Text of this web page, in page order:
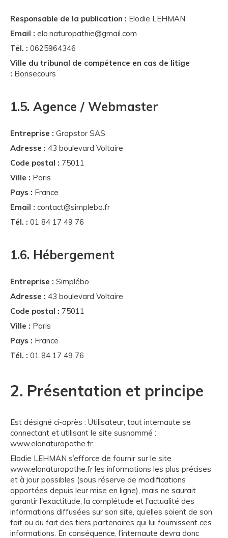
Responsable de la publication : Elodie LEHMAN
Email : elo.naturopathie@gmail.com
Tél. : 0625964346
Ville du tribunal de compétence en cas de litige
: Bonsecours
1.5. Agence / Webmaster
Entreprise : Grapstor SAS
Adresse : 43 boulevard Voltaire
Code postal : 75011
Ville : Paris
Pays : France
Email : contact@simplebo.fr
Tél. : 01 84 17 49 76
1.6. Hébergement
Entreprise : Simplébo
Adresse : 43 boulevard Voltaire
Code postal : 75011
Ville : Paris
Pays : France
Tél. : 01 84 17 49 76
2. Présentation et principe
Est désigné ci-après : Utilisateur, tout internaute se
connectant et utilisant le site susnommé :
www.elonaturopathe.fr.
Elodie LEHMAN s’efforce de fournir sur le site
www.elonaturopathe.fr les informations les plus précises
et à jour possibles (sous réserve de modifications
apportées depuis leur mise en ligne), mais ne saurait
garantir l'exactitude, la complétude et l'actualité des
informations diffusées sur son site, qu’elles soient de son
fait ou du fait des tiers partenaires qui lui fournissent ces
informations. En conséquence, l'internaute devra donc